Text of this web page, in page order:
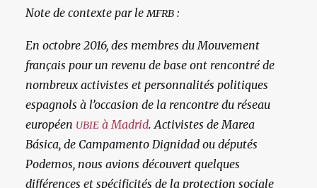
Note de contexte par leMFRB :
En octobre 2016, des membres du Mouvement
français pour un revenu de base ont rencontré de
nombreux activistes et personnalités politiques
espagnols à l’occasion de la rencontre du réseau
européen UBIE à Madrid. Activistes de Marea
Básica, de Campamento Dignidad ou députés
Podemos, nous avions découvert quelques
différences et spécificités de la protection sociale